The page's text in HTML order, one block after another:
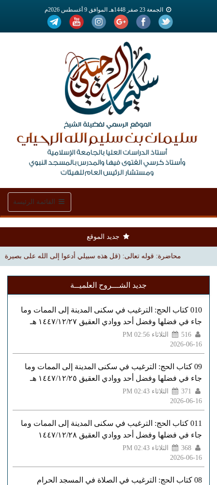
الجمعة 23 صفر 1448هـ الموافق 9 أغسطس 2026م
Toggle
navigation
القائمة الرئيسة
جديد الموقع
محاضرة: قوله تعالى: (قل هذه سبيلي أدعوا إلى الله على بصيرة) | بجامع
جديد الشـــروح العلميــة
010 كتاب الحج: الترغيب في سكنى المدينة إلى الممات وما
جاء في فضلها وفضل أحد ووادي العقيق ١٤٤٧/١٢/٢٧ هـ
الثلاثاء PM 02:56
2026-06-16
09 كتاب الحج: الترغيب في سكنى المدينة إلى الممات وما
جاء في فضلها وفضل أحد ووادي العقيق ١٤٤٧/١٢/٢٥ هـ
الثلاثاء PM 02:43
2026-06-16
011 كتاب الحج: الترغيب في سكنى المدينة إلى الممات وما
جاء في فضلها وفضل أحد ووادي العقيق ١٤٤٧/١٢/٢٨
الثلاثاء PM 02:43
2026-06-16
08 كتاب الحج: الترغيب في الصلاة في المسجد الحرام